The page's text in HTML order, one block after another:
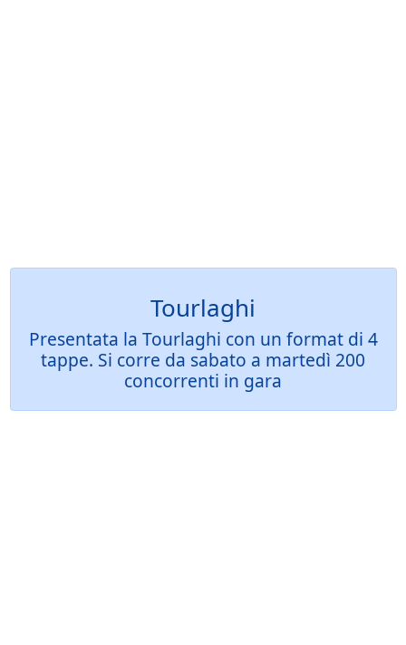
Tourlaghi
Presentata la Tourlaghi con un format di 4
tappe. Si corre da sabato a martedì 200
concorrenti in gara